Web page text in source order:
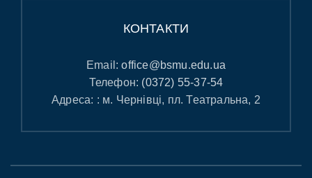
КОНТАКТИ
Email:office@bsmu.edu.ua
Телефон: (0372) 55-37-54
Адреса: : м. Чернівці, пл. Театральна, 2